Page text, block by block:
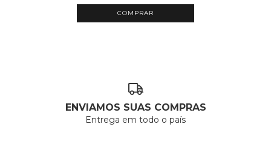
COMPRAR
ENVIAMOS SUAS COMPRAS
Entrega em todo o país